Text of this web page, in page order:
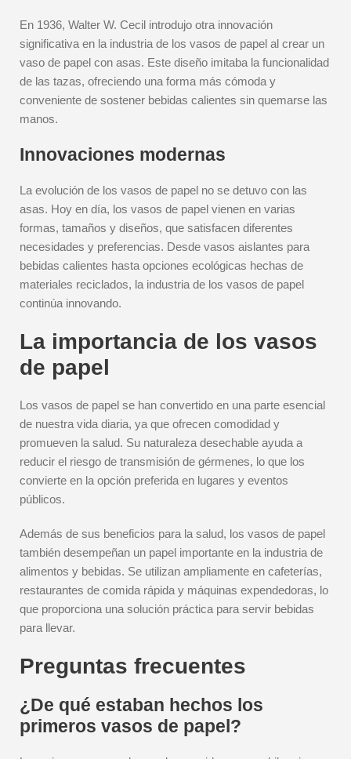
En 1936, Walter W. Cecil introdujo otra innovación
significativa en la industria de los vasos de papel al crear un
vaso de papel con asas. Este diseño imitaba la funcionalidad
de las tazas, ofreciendo una forma más cómoda y
conveniente de sostener bebidas calientes sin quemarse las
manos.
Innovaciones modernas
La evolución de los vasos de papel no se detuvo con las
asas. Hoy en día, los vasos de papel vienen en varias
formas, tamaños y diseños, que satisfacen diferentes
necesidades y preferencias. Desde vasos aislantes para
bebidas calientes hasta opciones ecológicas hechas de
materiales reciclados, la industria de los vasos de papel
continúa innovando.
La importancia de los vasos
de papel
Los vasos de papel se han convertido en una parte esencial
de nuestra vida diaria, ya que ofrecen comodidad y
promueven la salud. Su naturaleza desechable ayuda a
reducir el riesgo de transmisión de gérmenes, lo que los
convierte en la opción preferida en lugares y eventos
públicos.
Además de sus beneficios para la salud, los vasos de papel
también desempeñan un papel importante en la industria de
alimentos y bebidas. Se utilizan ampliamente en cafeterías,
restaurantes de comida rápida y máquinas expendedoras, lo
que proporciona una solución práctica para servir bebidas
para llevar.
Preguntas frecuentes
¿De qué estaban hechos los
primeros vasos de papel?